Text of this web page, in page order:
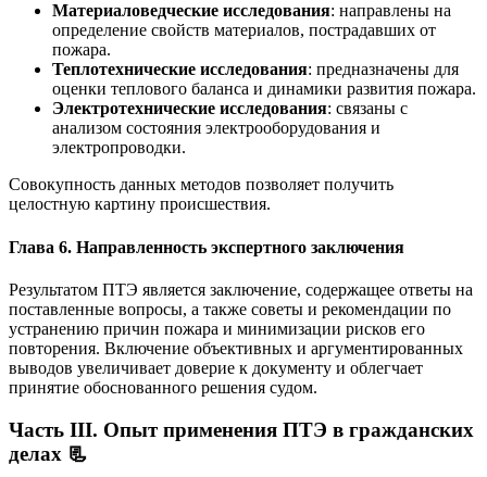
Материаловедческие исследования: направлены на
определение свойств материалов, пострадавших от
пожара.
Теплотехнические исследования: предназначены для
оценки теплового баланса и динамики развития пожара.
Электротехнические исследования: связаны с
анализом состояния электрооборудования и
электропроводки.
Совокупность данных методов позволяет получить
целостную картину происшествия.
Глава 6. Направленность экспертного заключения
Результатом ПТЭ является заключение, содержащее ответы на
поставленные вопросы, а также советы и рекомендации по
устранению причин пожара и минимизации рисков его
повторения. Включение объективных и аргументированных
выводов увеличивает доверие к документу и облегчает
принятие обоснованного решения судом.
Часть III. Опыт применения ПТЭ в гражданских
делах 📃